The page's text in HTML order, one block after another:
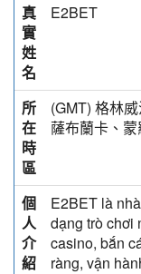
真
實
姓
名
E2BET
所
在
時
區
(GMT) 格林
薩布蘭卡、
個
人
介
紹
E2BET là
dạng trò chơi
casino, bắn
ràng, vận